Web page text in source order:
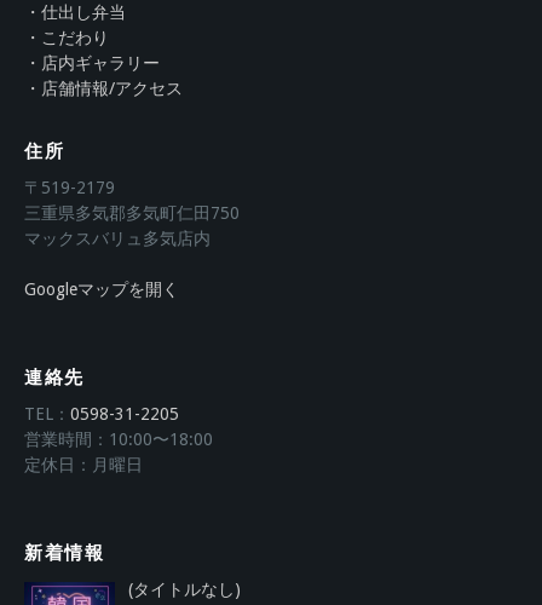
・仕出し弁当
・こだわり
・店内ギャラリー
・店舗情報/アクセス
住所
〒519-2179
三重県多気郡多気町仁田750
マックスバリュ多気店内
Googleマップを開く
連絡先
TEL： 0598-31-2205
営業時間：10:00〜18:00
定休日：月曜日
新着情報
(タイトルなし)投